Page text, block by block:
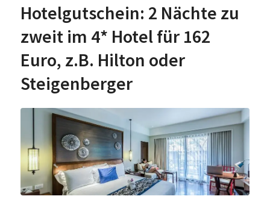
Hotelgutschein: 2 Nächte zu
zweit im 4* Hotel für 162
Euro, z.B. Hilton oder
Steigenberger